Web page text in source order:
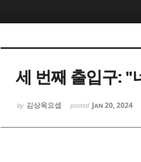
세 번째 출입구: "
by 김상욱요셉 posted Jan 20, 2024
Sketchbook5, 스케
Sketchbook5, 스케